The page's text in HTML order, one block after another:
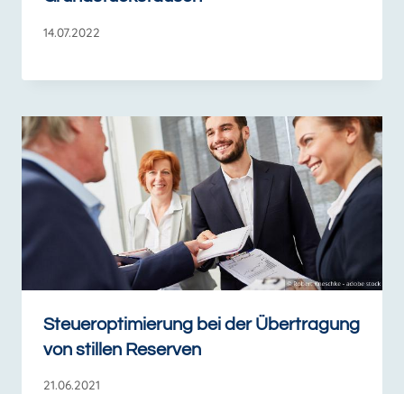
14.07.2022
Steueroptimierung bei der Übertragung
von stillen Reserven
21.06.2021